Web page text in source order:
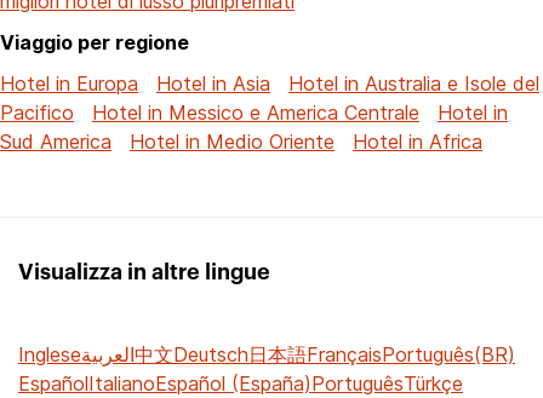
Viaggio per regione
Hotel in Europa
Hotel in Asia
Hotel in Australia e Isole del
Pacifico
Hotel in Messico e America Centrale
Hotel in
Sud America
Hotel in Medio Oriente Hotel in Africa
Visualizza in altre lingue
Ingleseالعربية中文Deutsch日本語FrançaisPortuguês(BR)
EspañolItalianoEspañol (España)PortuguêsTürkçe